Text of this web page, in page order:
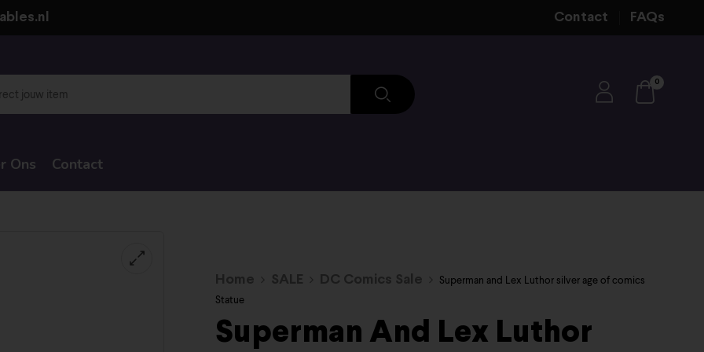
Contact FAQs
0
Ons Contact
Home SALE DC Comics Sale
Superman and Lex Luthor silver age of comics
Statue
Superman And Lex Luthor